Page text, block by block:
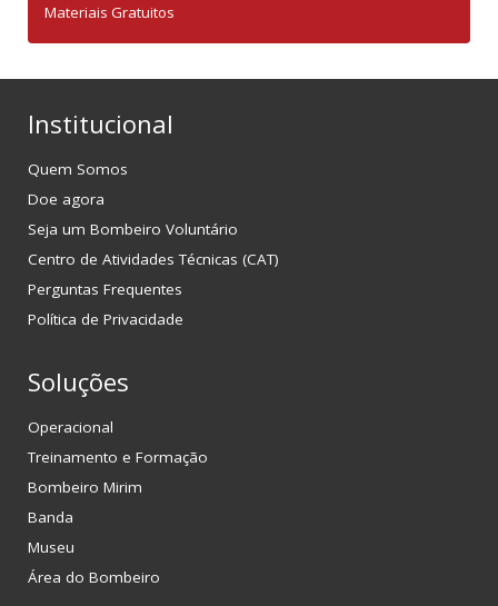
Materiais Gratuitos
Institucional
Quem Somos
Doe agora
Seja um Bombeiro Voluntário
Centro de Atividades Técnicas (CAT)
Perguntas Frequentes
Política de Privacidade
Soluções
Operacional
Treinamento e Formação
Bombeiro Mirim
Banda
Museu
Área do Bombeiro